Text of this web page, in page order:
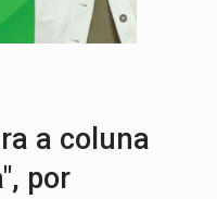
começam a afetar produtividade e rotina
a coluna
por